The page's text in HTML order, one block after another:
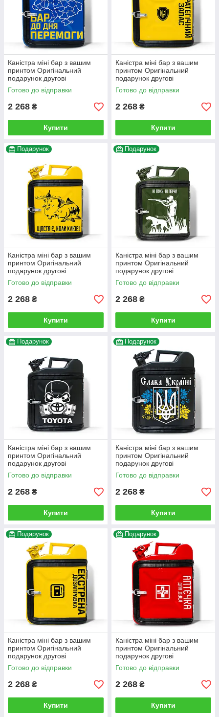
Каністра міні бар з вашим
принтом Оригінальний
подарунок другові
автовласнику автолюбителю
для гаража
Готово до відправки
2 268 ₴
Купити
Каністра міні бар з вашим
принтом Оригінальний
подарунок другові
автовласнику автолюбителю
для гаража
Готово до відправки
2 268 ₴
Купити
Подарунок
Каністра міні бар з вашим
принтом Оригінальний
подарунок другові
автовласнику автолюбителю
для гаража
Готово до відправки
2 268 ₴
Купити
Подарунок
Каністра міні бар з вашим
принтом Оригінальний
подарунок другові
автовласнику автолюбителю
для гаража
Готово до відправки
2 268 ₴
Купити
Подарунок
Каністра міні бар з вашим
принтом Оригінальний
подарунок другові
автовласнику автолюбителю
для гаража
Готово до відправки
2 268 ₴
Купити
Подарунок
Каністра міні бар з вашим
принтом Оригінальний
подарунок другові
автовласнику автолюбителю
для гаража
Готово до відправки
2 268 ₴
Купити
Подарунок
Каністра міні бар з вашим
принтом Оригінальний
подарунок другові
автовласнику автолюбителю
для гаража
Готово до відправки
2 268 ₴
Купити
Подарунок
Каністра міні бар з вашим
принтом Оригінальний
подарунок другові
автовласнику автолюбителю
для гаража
Готово до відправки
2 268 ₴
Купити